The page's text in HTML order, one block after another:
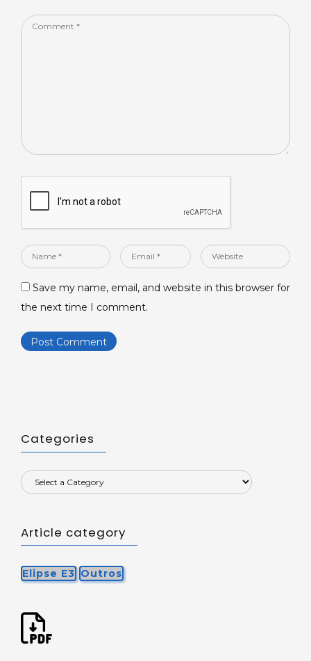
Comment
Name
Email
Website
Save my name, email, and website in this browser for
the next time I comment.
Categories
Article category
Elipse E3 Outros